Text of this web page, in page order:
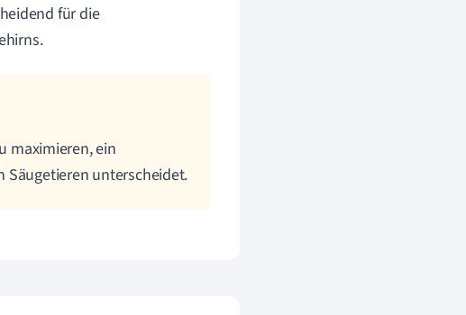
für die
maximieren, ein
Säugetieren unterscheidet.